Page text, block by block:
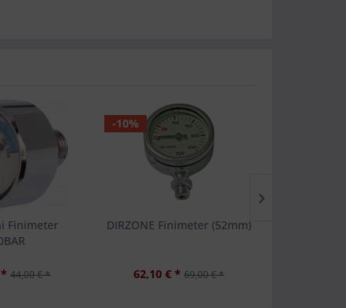
Finimeter
44,00 € *
-10%
DIRZONE Finimeter (52mm)
62,10 € * 69,00 € *